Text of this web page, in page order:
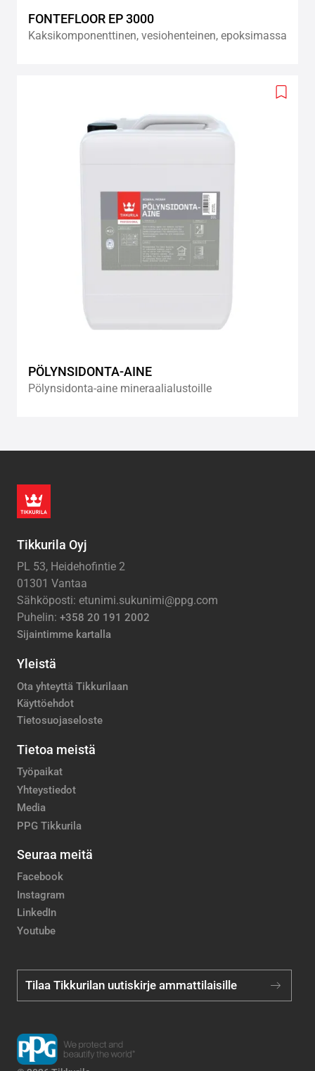
FONTEFLOOR EP 3000
Kaksikomponenttinen, vesiohenteinen, epoksimassa
Add
PÖLYNSIDONTA-AINE
Pölynsidonta-aine mineraalialustoille
Tikkurila Oyj
PL 53, Heidehofintie 2
01301 Vantaa
Sähköposti: etunimi.sukunimi@ppg.com
Puhelin: +358 20 191 2002
Sijaintimme kartalla
Yleistä
Ota yhteyttä Tikkurilaan
Käyttöehdot
Tietosuojaseloste
Tietoa meistä
Työpaikat
Yhteystiedot
Media
PPG Tikkurila
Seuraa meitä
Facebook
Instagram
LinkedIn
Youtube
Tilaa Tikkurilan uutiskirje ammattilaisille